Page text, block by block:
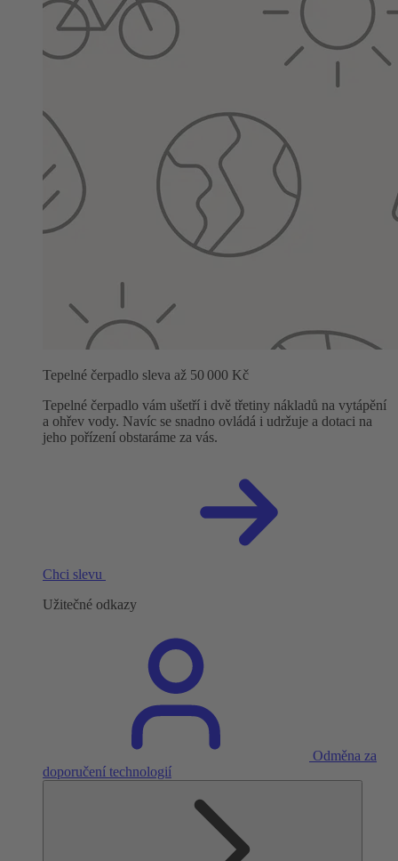
Tepelné čerpadlo sleva až 50 000 Kč
Tepelné čerpadlo vám ušetří i dvě třetiny nákladů na vytápění
a ohřev vody. Navíc se snadno ovládá i udržuje a dotaci na
jeho pořízení obstaráme za vás.
Chci slevu
Užitečné odkazy
Odměna za
doporučení technologií